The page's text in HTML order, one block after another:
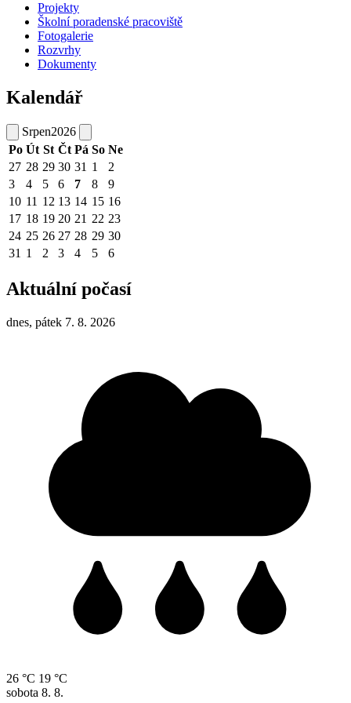
Projekty
Školní poradenské pracoviště
Fotogalerie
Rozvrhy
Dokumenty
Kalendář
Srpen2026
Po Út St Čt Pá So Ne
27 28 29 30 31 1
2
3
4 5 6 7 8
9
10 11 12 13 14 15 16
17 18 19 20 21 22 23
24 25 26 27 28 29 30
31 1 2 3 4 5 6
Aktuální počasí
dnes, pátek 7. 8. 2026
26 °C 19 °C
sobota 8. 8.